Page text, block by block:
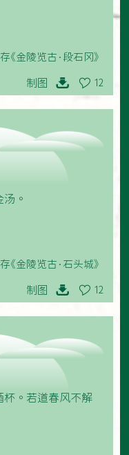
《金陵览古·段石冈》
制图 12
。
《金陵览古·石头城》
制图 12
杯。若道春风不解